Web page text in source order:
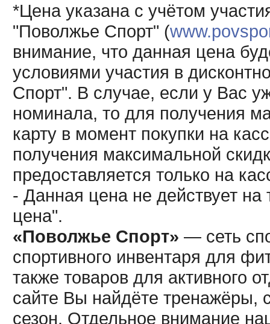
*Цена указана с учётом
"Поволжье Спорт" (
внимание, что данная цена
условиями участия в
Спорт". В случае, если у Вас
номинала, то для получения
карту в момент покупки на
получения максимальной
предоставляется только на
- Данная цена не действует
цена".
«Поволжье Спорт» — сеть
спортивного инвентаря для
также товаров для активного
сайте Вы найдёте тренажёры,
сезон. Отдельное внимание